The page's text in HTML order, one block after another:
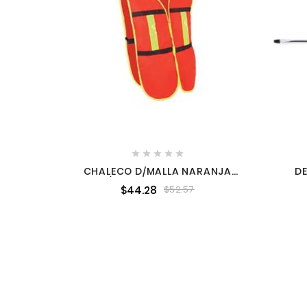
    
CHALECO D/MALLA NARANJA
C/BIES AMARILLO ALTA
VISIBILIDAD WEST-ST6600471
$44.28 $52.57